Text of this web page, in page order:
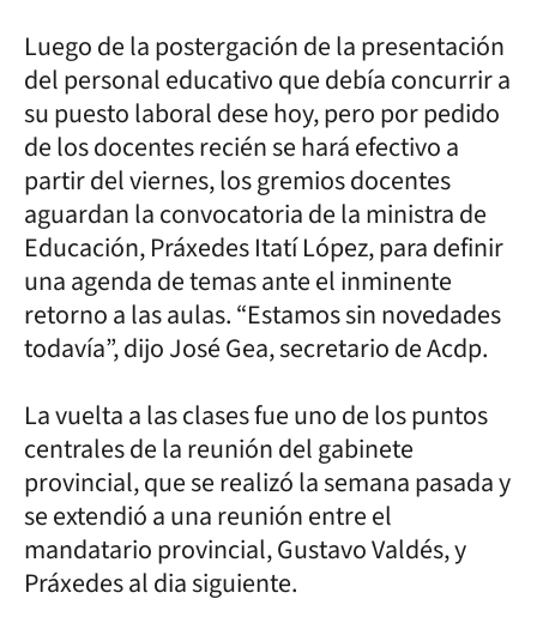
Luego de la postergación de la presentación
del personal educativo que debía concurrir a
su puesto laboral dese hoy, pero por pedido
de los docentes recién se hará efectivo a
partir del viernes, los gremios docentes
aguardan la convocatoria de la ministra de
Educación, Práxedes Itatí López, para definir
una agenda de temas ante el inminente
retorno a las aulas. “Estamos sin novedades
todavía”, dijo José Gea, secretario de Acdp.
La vuelta a las clases fue uno de los puntos
centrales de la reunión del gabinete
provincial, que se realizó la semana pasada y
se extendió a una reunión entre el
mandatario provincial, Gustavo Valdés, y
Práxedes al dia siguiente.